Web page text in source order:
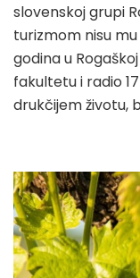
slovenskoj grupi
turizmom nisu
godina u
fakultetu i radio
drukčijem životu,